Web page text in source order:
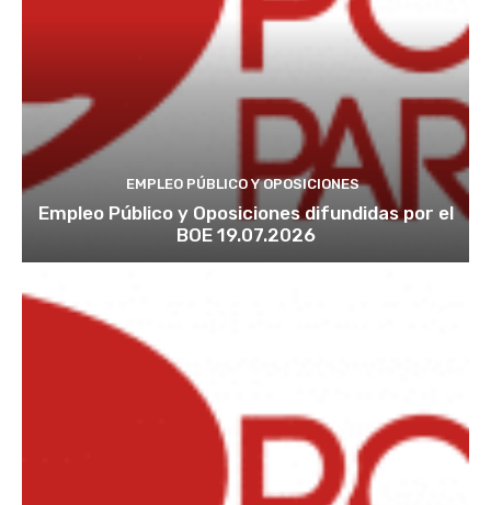
EMPLEO PÚBLICO Y OPOSICIONES
Empleo Público y Oposiciones difundidas por el
BOE 19.07.2026